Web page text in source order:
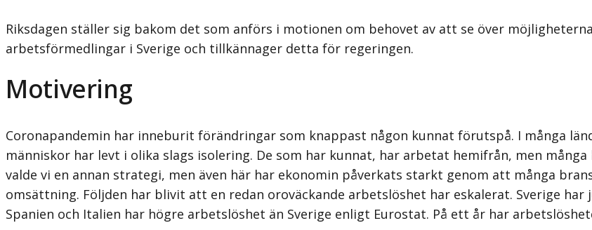
Riksdagen ställer sig bakom det som anförs i motionen om behovet av att se över
arbetsförmedlingar i Sverige och tillkännager detta för regeringen.
Motivering
Coronapandemin har inneburit förändringar som knappast någon kunnat förutspå. I många
människor har levt i olika slags isolering. De som har kunnat, har arbetat hemifrån, men
valde vi en annan strategi, men även här har ekonomin påverkats starkt genom att många
omsättning. Följden har blivit att en redan oroväckande arbetslöshet har eskalerat. Sverige
Spanien och Italien har högre arbetslöshet än Sverige enligt Eurostat. På ett år har